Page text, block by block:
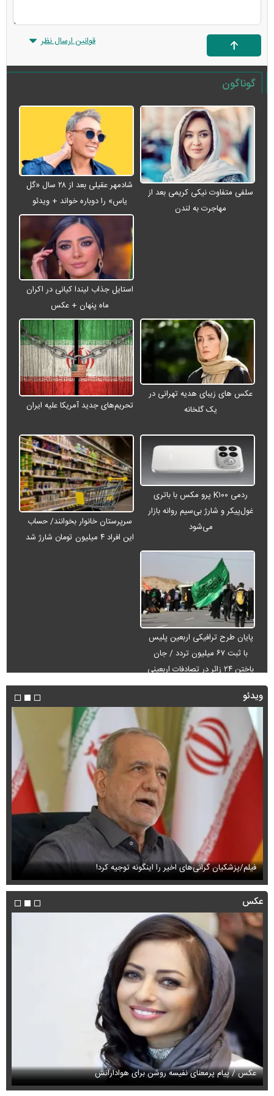
قوانین ارسال نظر
گوناگون
سلفی متفاوت نیکی کریمی بعد از
مهاجرت به لندن
شادمهر عقیلی بعد از ۲۸ سال «گل
یاس» را دوباره خواند + ویدئو
استایل جذاب لیندا کیانی در اکران
ماه پنهان + عکس
عکس های زیبای هدیه تهرانی در
یک گلخانه
تحریم‌های جدید آمریکا علیه ایران
ردمی K۱۰۰ پرو مکس با باتری
غول‌پیکر و شارژ بی‌سیم روانه بازار
می‌شود
سرپرستان خانوار بخوانند/ حساب
این افراد ۴ میلیون تومان شارژ شد
پایان طرح ترافیکی اربعین پلیس
با ثبت ۶۷ میلیون تردد / جان
باختن ۲۴ زائر در تصادفات اربعینی
ویدئو
فیلم/پزشکیان گرانی‌های اخیر را اینگونه توجیه کرد!
عکس
عکس / پیام پرمعنای نفیسه روشن برای هوادارانش